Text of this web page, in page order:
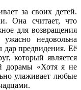
за своих детей.
Она считает, что
для возвращения
недовольна
дар предвидения. Её
который является
дорамы «Хотя я не
улаживает любые